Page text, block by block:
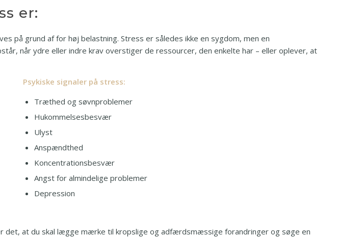
er:
på grund af for høj belastning. Stress er således ikke en sygdom, men en
når ydre eller indre krav overstiger de ressourcer, den enkelte har – eller oplever, at
Psykiske signaler på stress:
Træthed og søvnproblemer
Hukommelses­besvær
Ulyst
Anspændthed
Koncentrations­besvær
Angst for almindelige problemer
Depression
det, at du skal lægge mærke til kropslige og adfærdsmæssige forandringer og søge en